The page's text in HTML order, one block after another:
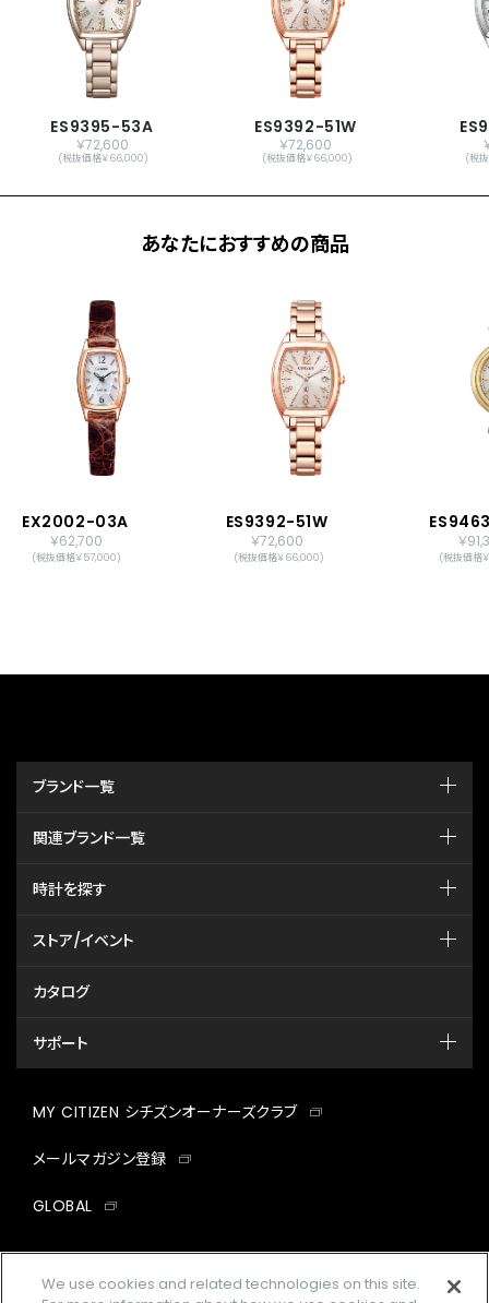
メーカー保証
国際保証3年間(購入後1年以内にMY
CITIZENご登録で国内保証5年間)
ES9395-53A
￥72,600
(税抜価格￥66,000)
ES9392-51W
￥72,600
(税抜価格￥66,000) (税
あなたにおすすめの商品
EX2002-03A
￥62,700
(税抜価格￥57,000)
ES9392-51W
￥72,600
(税抜価格￥66,000)
￥
(税抜価格
ブランド一覧
関連ブランド一覧
時計を探す
ストア/イベント
カタログ
サポート
MY CITIZEN シチズンオーナーズクラブ
メールマガジン登録
GLOBAL
We use cookies and related technologies on this site.